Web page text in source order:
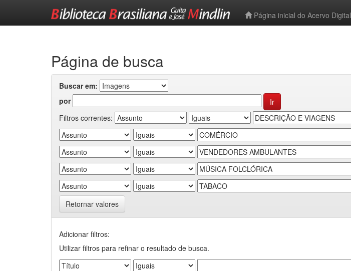
Página inicial do Acervo Digital
Página de busca
Buscar em:
por
Filtros correntes:
Retornar valores
Adicionar filtros:
Utilizar filtros para refinar o resultado de busca.